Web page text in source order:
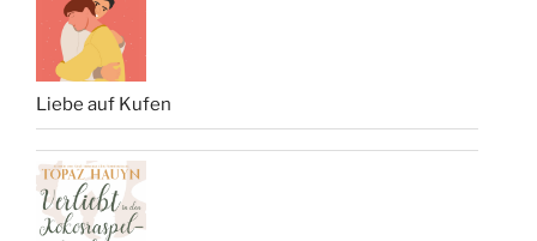
Liebe auf Kufen